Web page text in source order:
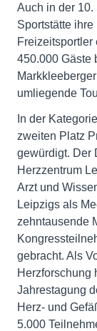
Auch in der
Sportstätte
Freizeitsportler
450.000 Gäste
umliegende
In der
zweiten Platz
gewürdigt. Der
Herzzentrum
Arzt und
Leipzigs als
zehntausende
gebracht. Als
Herzforschung
Jahrestagung
Herz- und
5.000